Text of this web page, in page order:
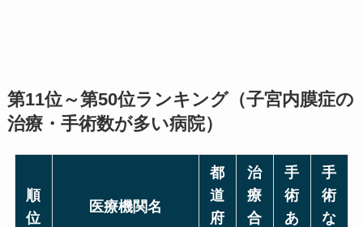
第11位～第50位ランキング（子宮内膜症の
治療・手術数が多い病院）
順
位
医療機関名
都
道
府
治
療
合
手
術
あ
手
術
な